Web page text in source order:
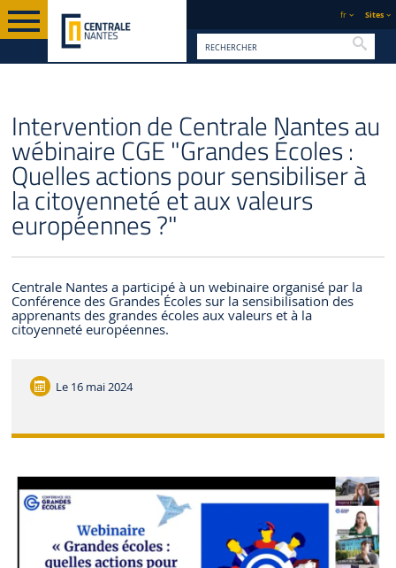
fr Sites
Intervention de Centrale Nantes au
wébinaire CGE "Grandes Écoles :
Quelles actions pour sensibiliser à
la citoyenneté et aux valeurs
européennes ?"
Centrale Nantes a participé à un webinaire organisé par la
Conférence des Grandes Écoles sur la sensibilisation des
apprenants des grandes écoles aux valeurs et à la
citoyenneté européennes.
Le 16 mai 2024